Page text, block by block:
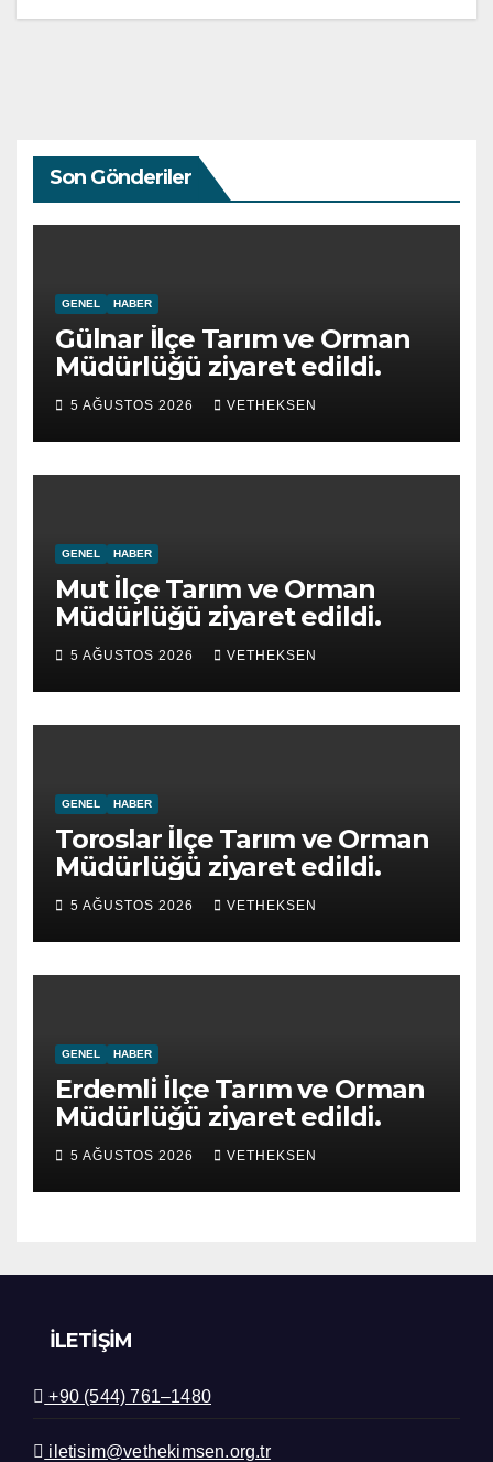
Son Gönderiler
GENEL HABER
Gülnar İlçe Tarım ve Orman
Müdürlüğü ziyaret edildi.
5 AĞUSTOS 2026 VETHEKSEN
GENEL HABER
Mut İlçe Tarım ve Orman
Müdürlüğü ziyaret edildi.
5 AĞUSTOS 2026 VETHEKSEN
GENEL HABER
Toroslar İlçe Tarım ve Orman
Müdürlüğü ziyaret edildi.
5 AĞUSTOS 2026 VETHEKSEN
GENEL HABER
Erdemli İlçe Tarım ve Orman
Müdürlüğü ziyaret edildi.
5 AĞUSTOS 2026 VETHEKSEN
İLETIŞIM
+90 (544) 761–1480
iletisim@vethekimsen.org.tr